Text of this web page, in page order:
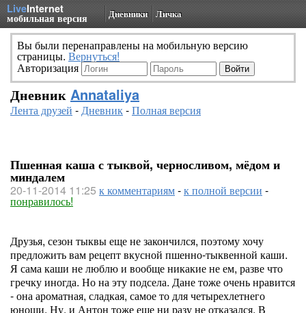
LiveInternet
мобильная версия Дневники Личка
Вы были перенаправлены на мобильную версию
страницы. Вернуться!
Авторизация
Дневник Annataliya
Лента друзей -Дневник-Полная версия
Пшенная каша с тыквой, черносливом, мёдом и
миндалем
20-11-2014 11:25 к комментариям-к полной версии -
понравилось!
Друзья, сезон тыквы еще не закончился, поэтому хочу
предложить вам рецепт вкусной пшенно-тыквенной каши.
Я сама каши не люблю и вообще никакие не ем, разве что
гречку иногда. Но на эту подсела. Дане тоже очень нравится
- она ароматная, сладкая, самое то для четырехлетнего
юноши. Ну, и Антон тоже еще ни разу не отказался. В